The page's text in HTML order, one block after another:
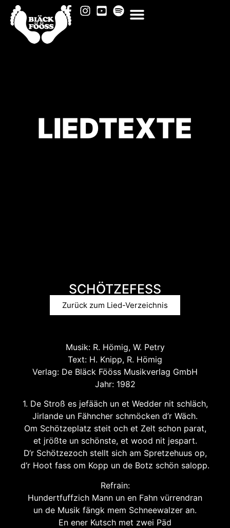
LIEDTEXTE
SCHÖTZEFESS
Zurück zum Lied-Verzeichnis
Musik: R. Hömig, W. Petry
Text: H. Knipp, R. Hömig
Verlag: De Bläck Fööss Musikverlag GmbH
Jahr: 1982
1. De Stroß es jefääch un et Wedder nit schläch,
Jirlande un Fähncher schmöcken d’r Wäch.
Om Schötzeplatz steit och et Zelt schon parat,
et jrößte un schönste, et wood nit jespart.
D‘r Schötzezoch stellt sich am Spretzehuus op,
d‘r Hoot fass om Kopp un de Botz schön salopp.
Refrain:
Hundertfuffzich Mann un en Fahn vürrendran
un de Musik fängk mem Schneewalzer an.
En ener Kutsch met zwei Päd